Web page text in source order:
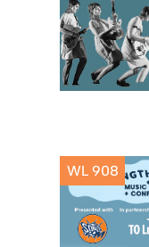
WL 908